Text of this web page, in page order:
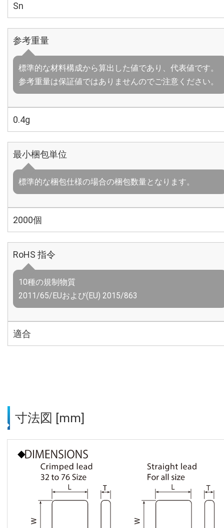
Sn
参考重量
標準的な材料構成から算出した値であり、代表値です。
参考重量は保証値ではありませんのでご注意ください。
0.4g
最小梱包単位
標準的な梱包仕様の場合の梱包数量となります。
2000個
RoHS 指令
10種の規制物質
2011/65/EUおよび(EU) 2015/863
適合
寸法図 [mm]